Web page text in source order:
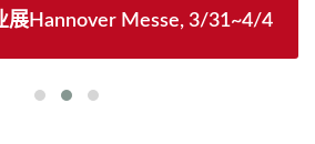
展Hannover Messe, 3/31~4/4